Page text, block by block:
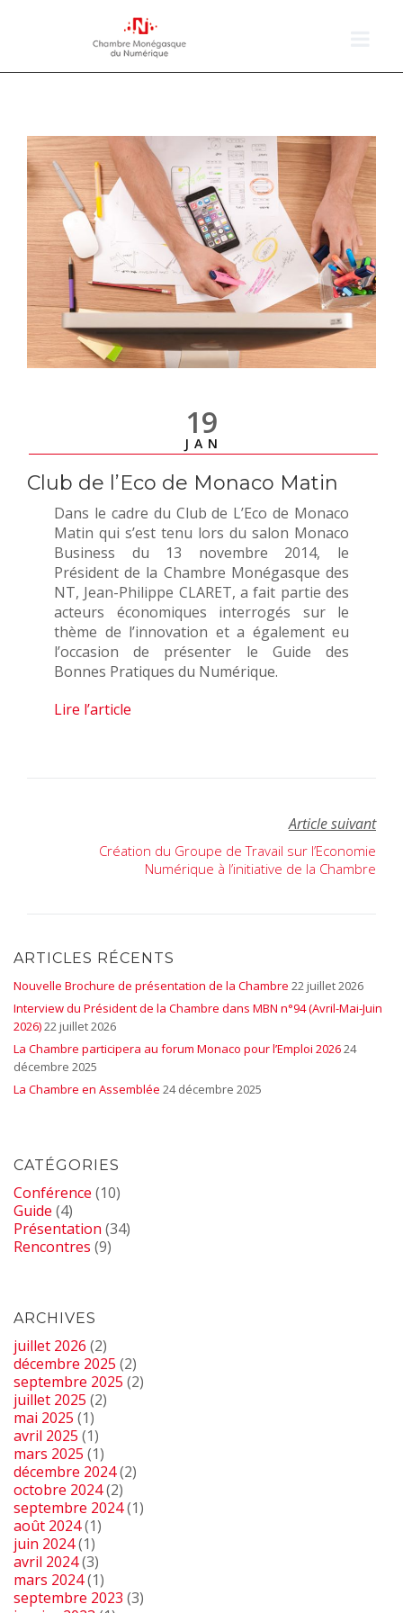
19
JAN
Club de l’Eco de Monaco Matin
Dans le cadre du Club de L’Eco de Monaco
Matin qui s’est tenu lors du salon Monaco
Business du 13 novembre 2014, le
Président de la Chambre Monégasque des
NT, Jean-Philippe CLARET, a fait partie des
acteurs économiques interrogés sur le
thème de l’innovation et a également eu
l’occasion de présenter le Guide des
Bonnes Pratiques du Numérique.
Lire l’article
Navigation
Article suivant
Création du Groupe de Travail sur l’Economie
Numérique à l’initiative de la Chambre
ARTICLES RÉCENTS
Nouvelle Brochure de présentation de la Chambre 22 juillet 2026
Interview du Président de la Chambre dans MBN n°94 (Avril-Mai-Juin
2026)22 juillet 2026
La Chambre participera au forum Monaco pour l’Emploi 202624
décembre 2025
La Chambre en Assemblée 24 décembre 2025
CATÉGORIES
Conférence (10)
Guide (4)
Présentation (34)
Rencontres (9)
ARCHIVES
juillet 2026 (2)
décembre 2025 (2)
septembre 2025 (2)
juillet 2025 (2)
mai 2025 (1)
avril 2025 (1)
mars 2025 (1)
décembre 2024(2)
octobre 2024(2)
septembre 2024(1)
août 2024(1)
juin 2024(1)
avril 2024(3)
mars 2024(1)
septembre 2023 (3)